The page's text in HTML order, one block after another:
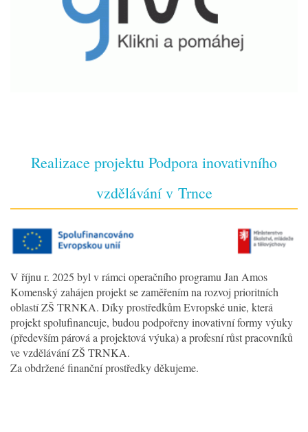
Realizace projektu Podpora inovativního
vzdělávání v Trnce
V říjnu r. 2025 byl v rámci operačního programu Jan Amos
Komenský zahájen projekt se zaměřením na rozvoj prioritních
oblastí ZŠ TRNKA. Díky prostředkům Evropské unie, která
projekt spolufinancuje, budou podpořeny inovativní formy výuky
(především párová a projektová výuka) a profesní růst pracovníků
ve vzdělávání ZŠ TRNKA.
Za obdržené finanční prostředky děkujeme.